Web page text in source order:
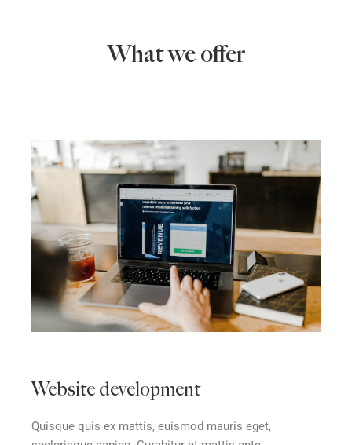
What we offer
Website development
Quisque quis ex mattis, euismod mauris eget,